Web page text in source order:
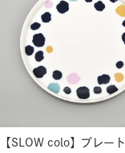
【SLOW colo】プレート